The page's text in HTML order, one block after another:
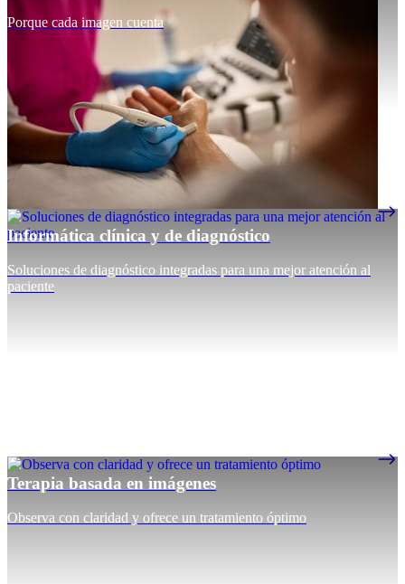
Porque cada imagen cuenta
Informática clínica y de diagnóstico
Soluciones de diagnóstico integradas para una mejor atención al
paciente
Terapia basada en imágenes
Observa con claridad y ofrece un tratamiento óptimo